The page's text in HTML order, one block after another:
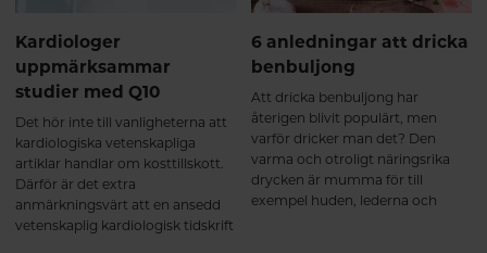
Kardiologer
uppmärksammar
studier med Q10
Det hör inte till vanligheterna att
kardiologiska vetenskapliga
artiklar handlar om kosttillskott.
Därför är det extra
anmärkningsvärt att en ansedd
vetenskaplig kardiologisk tidskrift
6 anledningar att dricka
benbuljong
Att dricka benbuljong har
återigen blivit populärt, men
varför dricker man det? Den
varma och otroligt näringsrika
drycken är mumma för till
exempel huden, lederna och